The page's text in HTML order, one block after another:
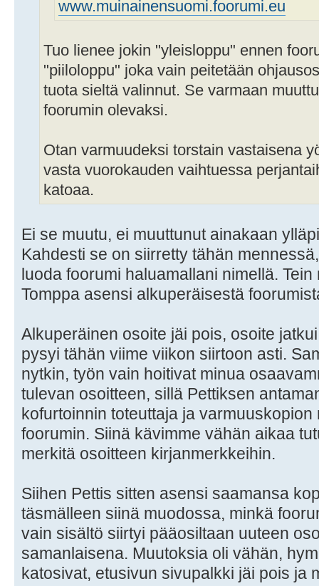
www.muinainensuomi.foorumi.eu
Tuo lienee jokin "yleisloppu" ennen
"piiloloppu" joka vain peitetään
tuota sieltä valinnut. Se varmaan
foorumin olevaksi.
Otan varmuudeksi torstain vastaisena
vasta vuorokauden vaihtuessa
katoaa.
Ei se muutu, ei muuttunut ainakaan
Kahdesti se on siirretty tähän
luoda foorumi haluamallani nimellä.
Tomppa asensi alkuperäisestä
Alkuperäinen osoite jäi pois, osoite
pysyi tähän viime viikon siirtoon asti.
nytkin, työn vain hoitivat minua
tulevan osoitteen, sillä Pettiksen
kofurtoinnin toteuttaja ja
foorumin. Siinä kävimme vähän aikaa
merkitä osoitteen kirjanmerkkeihin.
Siihen Pettis sitten asensi saamansa
täsmälleen siinä muodossa, minkä
vain sisältö siirtyi pääosiltaan uuteen
samanlaisena. Muutoksia oli vähän,
katosivat, etusivun sivupalkki jäi pois ja